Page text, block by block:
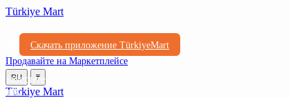
Türkiye Mart
Скачать приложение TürkiyeMart
Продавайте на Маркетплейсе
RU ₸
Türkiye Mart